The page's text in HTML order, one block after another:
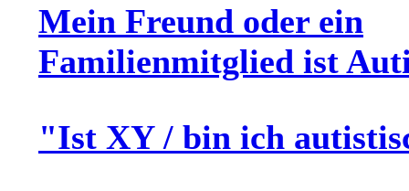
Mein Freund oder ein
Familienmitglied ist
"Ist XY / bin ich